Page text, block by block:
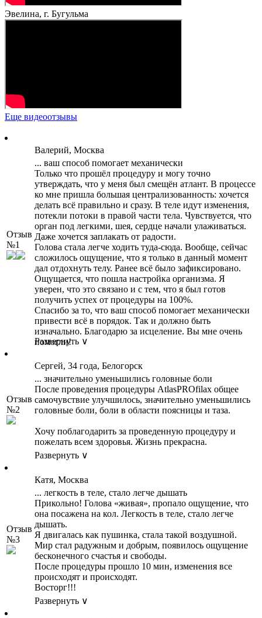
Эвелина, г. Бугульма
Еще видеоотзывы
Отзыв
№1
Валерий, Москва
... ваш способ помогает механически
Только что прошёл процедуру и могу точно
утверждать, что у меня был смещён атлант. В процессе
ко мне пришла большая централизованность: хочется
делать всё правильно и сразу. В теле идут изменения,
потекли потоки в правой части тела. Чувствуется, что
орган под легкими, шея, сердце начали улаживаться.
Даже хочется заплакать от радости.
Голова стала легче ходить туда-сюда. Вообще, сейчас
сложилось ощущение, что я только в данный момент
дал отдохнуть телу. Ранее всё было зафиксировано.
Ощущается, что пошла настройка организма. Я
уверен, что это связано и с тем, что я был готов
получить успех от процедуры на 100%.
Спасибо за то, что ваш способ помогает механически
привести всё в порядок. Так и должно быть
изначально. Благодарю за исцеление. Вы мне очень
помогли!
Развернуть ∨
Отзыв
№2
Сергей, 34 года, Белогорск
... значительно уменьшились головные боли
После проведения процедуры AtlasPROfilax общее
самочувствие улучшилось, значительно уменьшились
головные боли, боли в области поясницы и таза.
Хочу поблагодарить за проведенную процедуру и
пожелать всем здоровья. Жизнь прекрасна.
Развернуть ∨
Отзыв
№3
Катя, Москва
... легкость в теле, стало легче дышать
Прикольно! Голова «живая», пропало ощущение, что
она посажена на кол. Легкость в теле, стало легче
дышать.
Я двигалась как пушинка, стала такой воздушной.
Мир стал радужным и добрым, появилось ощущение
бесконечного счастья и свободы.
После процедуры прошло 10 мин, изменения все
происходят и происходят.
Восторг!!!
Развернуть ∨